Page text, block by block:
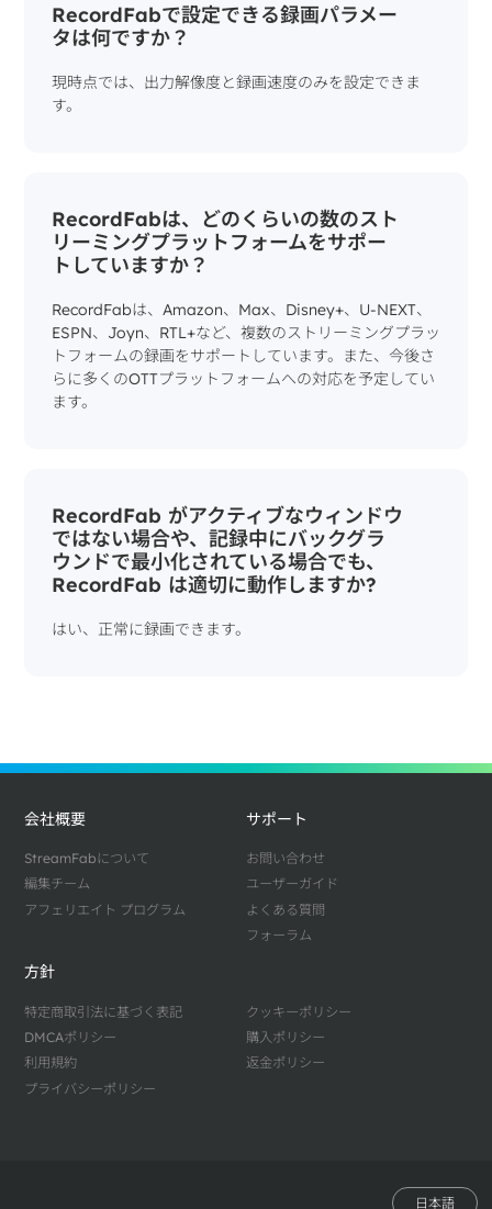
RecordFabで設定できる録画パラメー
タは何ですか？
現時点では、出力解像度と録画速度のみを設定できま
す。
RecordFabは、どのくらいの数のスト
リーミングプラットフォームをサポー
トしていますか？
RecordFabは、Amazon、Max、Disney+、U-NEXT、
ESPN、Joyn、RTL+など、複数のストリーミングプラッ
トフォームの録画をサポートしています。また、今後さ
らに多くのOTTプラットフォームへの対応を予定してい
ます。
RecordFab がアクティブなウィンドウ
ではない場合や、記録中にバックグラ
ウンドで最小化されている場合でも、
RecordFab は適切に動作しますか?
はい、正常に録画できます。
会社概要
StreamFabについて
編集チーム
アフェリエイト プログラム
サポート
お問い合わせ
ユーザーガイド
よくある質問
フォーラム
方針
特定商取引法に基づく表記
DMCAポリシー
利用規約
プライバシーポリシー
クッキーポリシー
購入ポリシー
返金ポリシー
日本語